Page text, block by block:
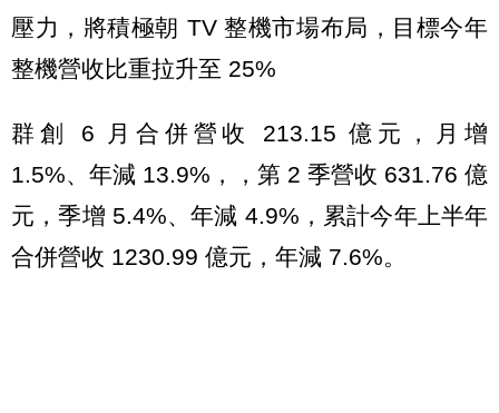
壓力，將積極朝 TV 整機市場布局，目標今年
整機營收比重拉升至 25%
群創 6 月合併營收 213.15 億元，月增
1.5%、年減 13.9%，，第 2 季營收 631.76 億
元，季增 5.4%、年減 4.9%，累計今年上半年
合併營收 1230.99 億元，年減 7.6%。